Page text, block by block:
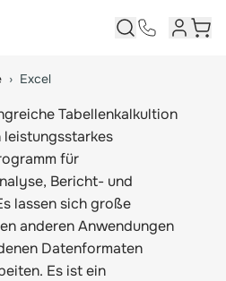
› Excel
Tabellenkalkultion
für
Bericht- und
lassen sich große
anderen Anwendungen
Datenformaten
Es ist ein